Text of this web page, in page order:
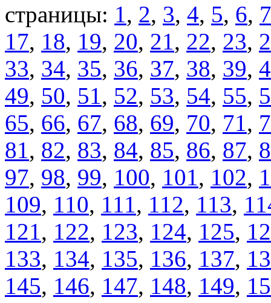
страницы: 1, 2, 3, 4, 5, 6, 7
17, 18, 19, 20, 21, 22, 23,
33, 34, 35, 36, 37, 38, 39,
49, 50, 51, 52, 53, 54, 55,
65, 66, 67, 68, 69, 70, 71,
81, 82, 83, 84, 85, 86, 87,
97, 98, 99, 100, 101, 102,
109, 110, 111, 112, 113,
121, 122, 123, 124, 125,
133, 134, 135, 136, 137,
145, 146, 147, 148, 149,